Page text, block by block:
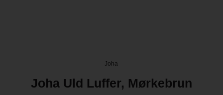
Joha
Joha Uld Luffer, Mørkebrun